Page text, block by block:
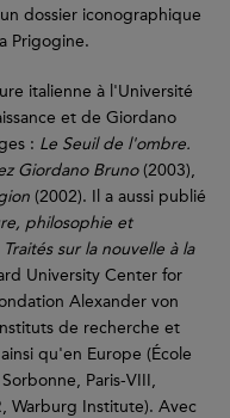
dossier iconographique
Prigogine.
italienne à l'Université
et de Giordano
: Le Seuil de l'ombre.
Giordano Bruno(2003),
(2002). Il a aussi publié
philosophie et
Traités sur la nouvelle à la
University Center for
Alexander von
de recherche et
qu'en Europe (École
Paris-VIII,
Warburg Institute). Avec